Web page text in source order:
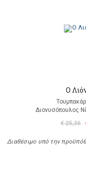
Ο
Διονυσόπουλος
€ 25,36
Διαθέσιμο υπό την